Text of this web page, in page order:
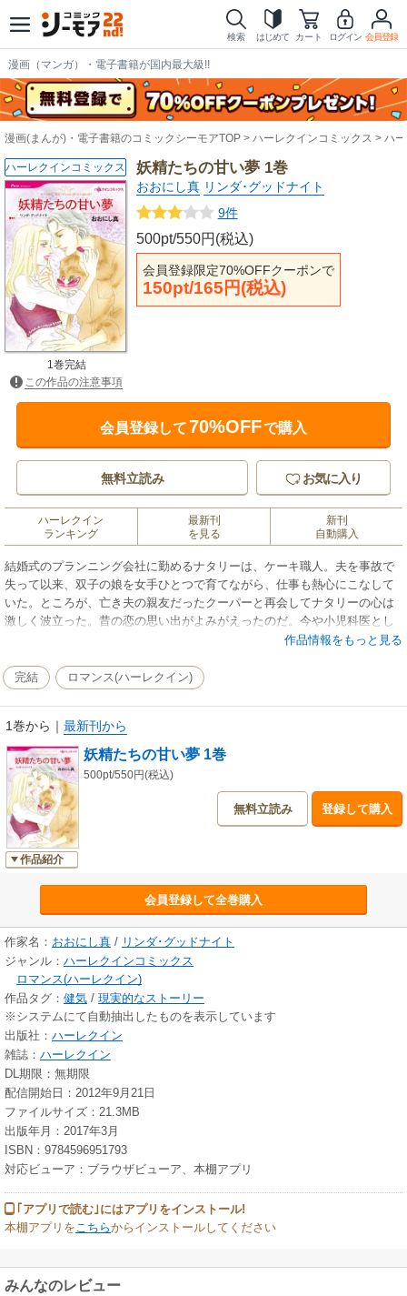
検索 はじめて カート ログイン 会員登録
漫画（マンガ）・電子書籍が国内最大級!!
漫画(まんが)・電子書籍のコミックシーモアTOP ハーレクインコミックス ハ
妖精たちの甘い夢 1巻
おおにし真 リンダ･グッドナイト
9件
500pt/550円(税込)
会員登録限定70%OFFクーポンで
150pt/165円(税込)
ハーレクインコミックス
1巻完結
この作品の注意事項
会員登録して70%OFFで購入
無料立読み お気に入り
ハーレクイン
ランキング
最新刊
を見る
新刊
自動購入
結婚式のプランニング会社に勤めるナタリーは、ケーキ職人。夫を事故で
失って以来、双子の娘を女手ひとつで育てながら、仕事も熱心にこなして
いた。ところが、亡き夫の親友だったクーパーと再会してナタリーの心は
激しく波立った。昔の恋の思い出がよみがえったのだ。今や小児科医とし
て成功している彼は、けなげなナタリーの生活を知り援助を申し出る。し
かれている自分に罪悪感を覚えながらも。
作品情報をもっと見る
完結 ロマンス(ハーレクイン)
1巻から ｜ 最新刊から
作品紹介
妖精たちの甘い夢 1巻
500pt/550円(税込)
無料立読み 登録して購入
会員登録して全巻購入
作家名： おおにし真 / リンダ･グッドナイト
ジャンル： ハーレクインコミックス
ロマンス(ハーレクイン)
作品タグ： 健気 / 現実的なストーリー
※システムにて自動抽出したものを表示しています
出版社： ハーレクイン
雑誌： ハーレクイン
DL期限：無期限
配信開始日：2012年9月21日
ファイルサイズ：21.3MB
出版年月：2017年3月
ISBN：9784596951793
対応ビューア：ブラウザビューア、本棚アプリ
｢アプリで読む｣にはアプリをインストール!
本棚アプリをこちらからインストールしてください
みんなのレビュー